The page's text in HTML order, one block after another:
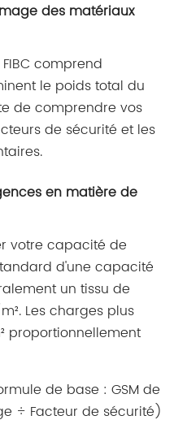
des matériaux
comprend
le poids total du
de comprendre vos
de sécurité et les
en matière de
votre capacité de
d'une capacité
un tissu de
Les charges plus
proportionnellement
de base : GSM de
÷ Facteur de sécurité)